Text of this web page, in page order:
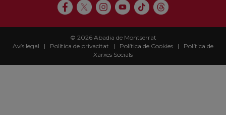
© 2026 Abadia de Montserrat
Avís legal | Política de privacitat | Política de Cookies | Política de
Xarxes Socials